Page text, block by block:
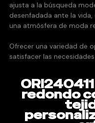
ajusta a la búsqueda
desenfadada ante la
una atmósfera de moda
Ofrecer una variedad de
satisfacer las
redondo